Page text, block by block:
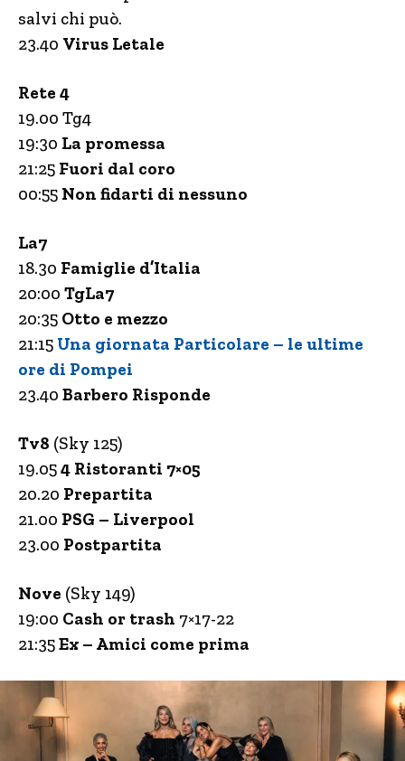
salvi chi può.
23.40 Virus Letale
Rete 4
19.00 Tg4
19:30 La promessa
21:25 Fuori dal coro
00:55 Non fidarti di nessuno
La7
18.30 Famiglie d’Italia
20:00 TgLa7
20:35 Otto e mezzo
21:15 Una giornata Particolare – le ultime
ore di Pompei
23.40 Barbero Risponde
Tv8 (Sky 125)
19.054 Ristoranti 7×05
20.20 Prepartita
21.00 PSG – Liverpool
23.00 Postpartita
Nove (Sky 149)
19:00 Cash or trash 7×17-22
21:35Ex – Amici come prima